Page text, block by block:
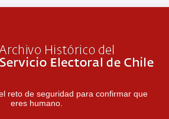
reto de seguridad para confirmar que
eres humano.